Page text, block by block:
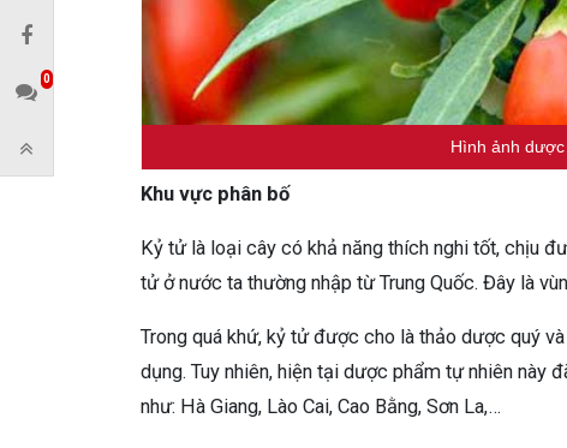
Hình ảnh
Khu vực phân bố
Kỷ tử là loại cây có khả năng thích nghi tốt, chịu
tử ở nước ta thường nhập từ Trung Quốc. Đây là
Trong quá khứ, kỷ tử được cho là thảo dược quý
dụng. Tuy nhiên, hiện tại dược phẩm tự nhiên này
như: Hà Giang, Lào Cai, Cao Bằng, Sơn La,…
0